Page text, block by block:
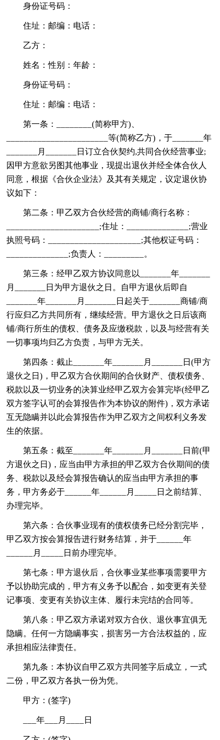
身份证号码：
住址：邮编：电话：
乙方：
姓名：性别：年龄：
身份证号码：
住址：邮编：电话：
第一条：________(简称甲方)、
_______________________等(简称乙方)，于_______年
_______月_______日订立合伙契约,共同合伙经营事业;
因甲方意欲另图其他事业，现提出退伙并经全体合伙人
同意，根据《合伙企业法》及其有关规定，议定退伙协
议如下：
第二条：甲乙双方合伙经营的商铺/商行名称：
_____________________;住址：______________;营业
执照号码：_____________________;其他权证号码：
______________;负责人：_________。
第三条：经甲乙双方协议同意以_______年_______
月_______日为甲方退伙之日。自甲方退伙后即自
_______年_______月_______日起关于_______商铺/商
行应归乙方共同所有，继续经营。甲方退伙之日后该商
铺/商行所生的债权、债务及应缴税款，以及与经营有关
一切事项均归乙方负责，与甲方无关。
第四条：截止_______年_______月_______日(甲方
退伙之日)，甲乙双方合伙期间的合伙财产、债权债务、
税款以及一切业务的决算业经甲乙双方会算完毕(经甲乙
双方签字认可的会算报告作为本协议的附件)，双方承诺
互无隐瞒并以此会算报告作为甲乙双方之间权利义务发
生的依据。
第五条：截至_______年_______月_______日前(甲
方退伙之日)，应当由甲方承担的甲乙双方合伙期间的债
务、税款以及经会算报告确认的应当由甲方承担的事
务，甲方务必于______年______月_____日之前结算、
办理完毕。
第六条：合伙事业现有的债权债务已经分割完毕，
甲乙双方按会算报告进行财务结算，并于______年
______月_____日前办理完毕。
第七条：甲方退伙后，合伙事业某些事项需要甲方
予以协助完成的，甲方有义务予以配合，如变更有关登
记事项、变更有关协议主体、履行未完结的合同等。
第八条：甲乙双方承诺对双方合伙、退伙事宜俱无
隐瞒。任何一方隐瞒事实，损害另一方合法权益的，应
承担相应法律责任。
第九条：本协议自甲乙双方共同签字后成立，一式
二份，甲乙双方各执一份为凭。
甲方：(签字)
___年___月____日